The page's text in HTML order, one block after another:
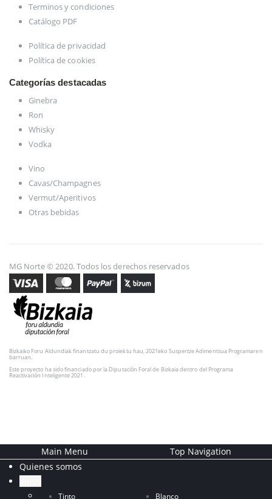
Terminos y condiciones
Catálogo PDF
Política de privacidad
Política de cookies
Categorías destacadas
Ginebra
Ron
Whisky
Vodka
Vino
Cavas/Champagnes
Vermut/Aperitivos
Otras bebidas
MG Norte © 2020. Todos los derechos reservados
Bizkaiko Foru Aldundiak finantzatu du proiektu hau, 2021eko Suspertze Adimentsua Programaren
barruan.
Este proyecto ha sido financiado por la Diputación Foral de Bizkaia dentro del Programa
Reactivación Inteligente 2021.
Main Menu
Top Navigation
Quienes somos
Tinto Blanco